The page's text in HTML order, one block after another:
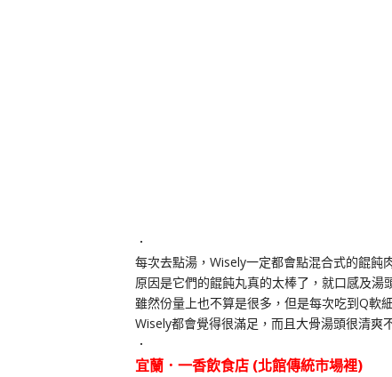
．
每次去點湯，Wisely一定都會點混合式的餛飩
原因是它們的餛飩丸真的太棒了，就口感及湯
雖然份量上也不算是很多，但是每次吃到Q軟
Wisely都會覺得很滿足，而且大骨湯頭很清爽
．
宜蘭．一香飲食店 (北館傳統市場裡)